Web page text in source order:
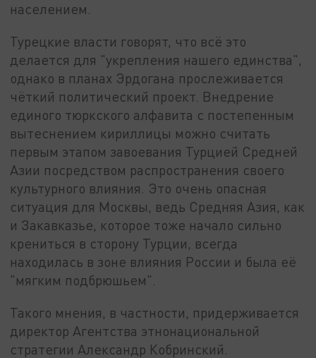
населением.
Турецкие власти говорят, что всё это
делается для "укрепления нашего единства",
однако в планах Эрдогана прослеживается
чёткий политический проект. Внедрение
единого тюркского алфавита с постепенным
вытеснением кириллицы можно считать
первым этапом завоевания Турцией Средней
Азии посредством распространения своего
культурного влияния. Это очень опасная
ситуация для Москвы, ведь Средняя Азия, как
и Закавказье, которое тоже начало сильно
крениться в сторону Турции, всегда
находилась в зоне влияния России и была её
"мягким подбрюшьем".
Такого мнения, в частности, придерживается
директор Агентства этнонациональной
стратегии Александр Кобринский.